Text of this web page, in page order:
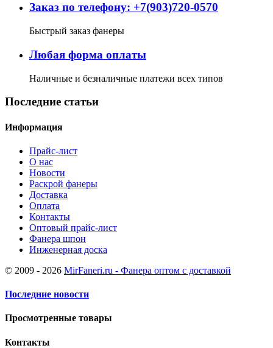
Заказ по телефону: +7(903)720-0570
Быстрый заказ фанеры
Любая форма оплаты
Наличные и безналичные платежи всех типов
Последние статьи
Информация
Прайс-лист
О нас
Новости
Раскрой фанеры
Доставка
Оплата
Контакты
Оптовый прайс-лист
Фанера шпон
Инженерная доска
© 2009 - 2026 MirFaneri.ru - Фанера оптом с доставкой
Последние новости
Просмотренные товары
Контакты